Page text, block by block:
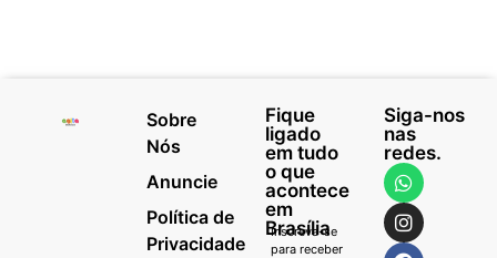
Sobre
Nós
Anuncie
Política de
Privacidade
Fique
ligado
em tudo
o que
acontece
em
Brasília
Inscreva-se
para receber
Siga-nos
nas
redes.